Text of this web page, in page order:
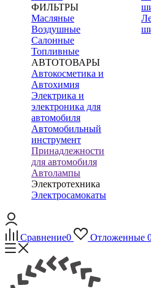
ФИЛЬТРЫ
Масляные
Воздушные
Салонные
Топливные
АВТОТОВАРЫ
Автокосметика и
Автохимия
Электрика и
электроника для
автомобиля
Автомобильный
инструмент
Принадлежности
для автомобиля
Автолампы
Электротехника
Электросамокаты
Сравнение0 Отложенные